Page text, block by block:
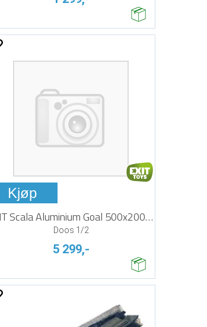
Kjøp
EXIT Scala Aluminium Goal 500x200 1/2
Doos 1/2
5 299,-